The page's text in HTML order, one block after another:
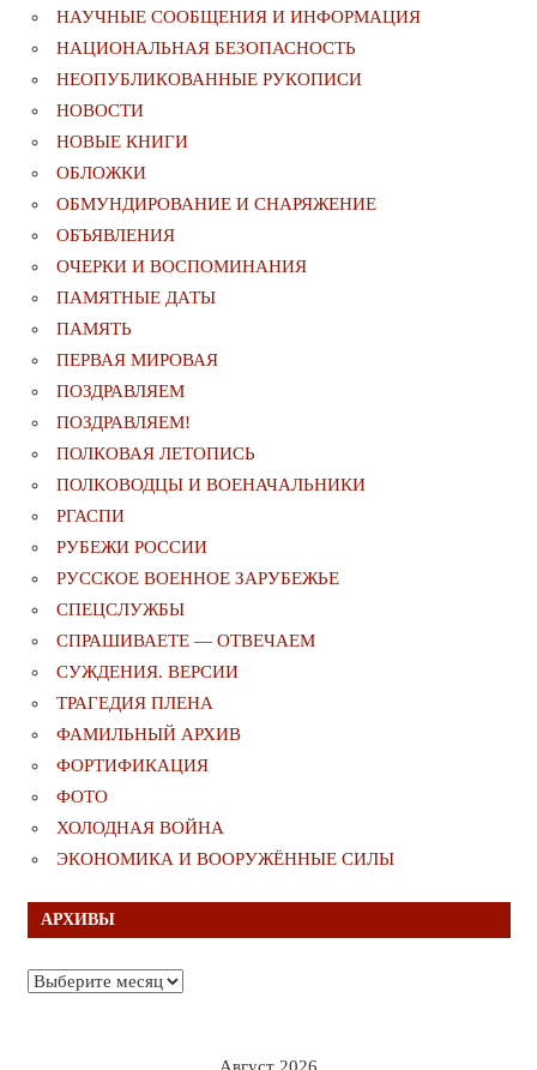
НАУЧНЫЕ СООБЩЕНИЯ И ИНФОРМАЦИЯ
НАЦИОНАЛЬНАЯ БЕЗОПАСНОСТЬ
НЕОПУБЛИКОВАННЫЕ РУКОПИСИ
НОВОСТИ
НОВЫЕ КНИГИ
ОБЛОЖКИ
ОБМУНДИРОВАНИЕ И СНАРЯЖЕНИЕ
ОБЪЯВЛЕНИЯ
ОЧЕРКИ И ВОСПОМИНАНИЯ
ПАМЯТНЫЕ ДАТЫ
ПАМЯТЬ
ПЕРВАЯ МИРОВАЯ
ПОЗДРАВЛЯЕМ
ПОЗДРАВЛЯЕМ!
ПОЛКОВАЯ ЛЕТОПИСЬ
ПОЛКОВОДЦЫ И ВОЕНАЧАЛЬНИКИ
РГАСПИ
РУБЕЖИ РОССИИ
РУССКОЕ ВОЕННОЕ ЗАРУБЕЖЬЕ
СПЕЦСЛУЖБЫ
СПРАШИВАЕТЕ — ОТВЕЧАЕМ
СУЖДЕНИЯ. ВЕРСИИ
ТРАГЕДИЯ ПЛЕНА
ФАМИЛЬНЫЙ АРХИВ
ФОРТИФИКАЦИЯ
ФОТО
ХОЛОДНАЯ ВОЙНА
ЭКОНОМИКА И ВООРУЖЁННЫЕ СИЛЫ
АРХИВЫ
Архивы
Август 2026